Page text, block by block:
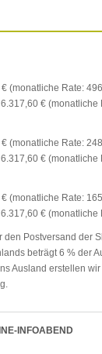
(monatliche Rate:
€ (monatliche
(monatliche Rate:
€ (monatliche
(monatliche Rate:
€ (monatliche
den Postversand der
beträgt 6 % der
Ausland erstellen
INFOABEND